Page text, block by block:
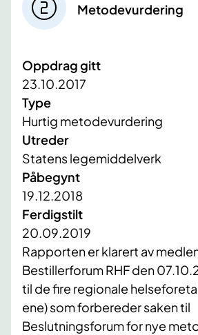
Metodevurdering
Oppdrag gitt
23.10.2017
Type
Hurtig metodevurdering
Utreder
Statens legemiddelverk
Påbegynt
19.12.2018
Ferdigstilt
20.09.2019
Rapporten er klarert av
Bestillerforum RHF den
til de fire regionale
ene) som forbereder saken til
Beslutningsforum for nye